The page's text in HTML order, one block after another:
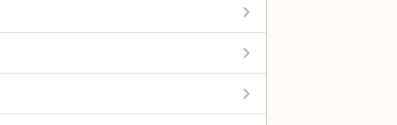
keyboard_arrow_right
keyboard_arrow_right
keyboard_arrow_right